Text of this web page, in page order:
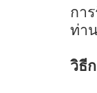
กา
ท่า
วิธี